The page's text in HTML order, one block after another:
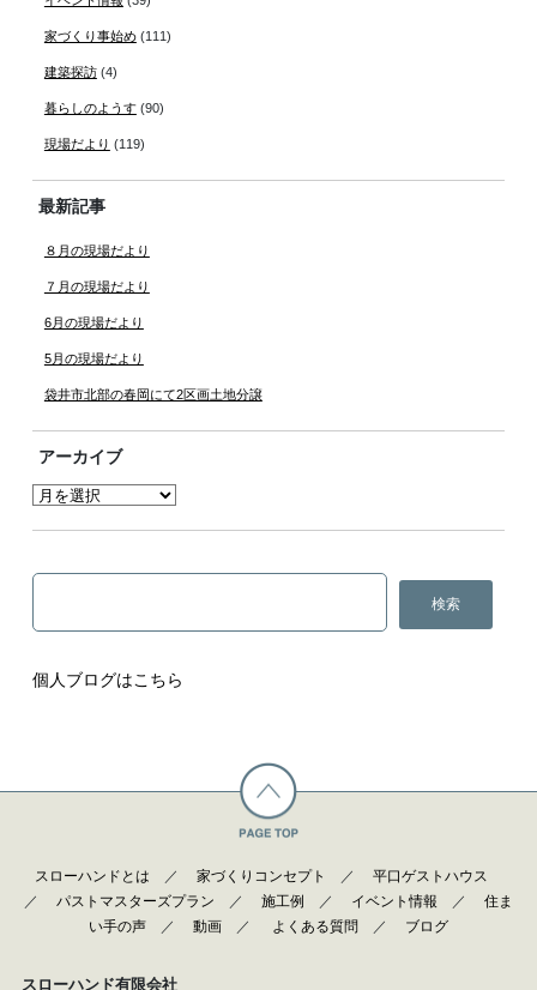
家づくり事始め(111)
建築探訪(4)
暮らしのようす(90)
現場だより (119)
最新記事
８月の現場だより
７月の現場だより
6月の現場だより
5月の現場だより
袋井市北部の春岡にて2区画土地分譲
アーカイブ
個人ブログはこちら
スローハンドとは ／ 家づくりコンセプト ／ 平口ゲストハウス
／ パストマスターズプラン ／ 施工例 ／ イベント情報 ／ 住ま
い手の声 ／ 動画 ／ よくある質問 ／ ブログ
スローハンド有限会社